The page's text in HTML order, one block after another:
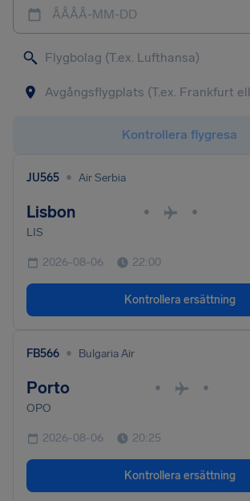
ÅÅÅÅ-MM-DD
Kontrollera flygresa
JU565 • Air Serbia
Lisbon • •
LIS
2026-08-06 22:00
Kontrollera ersättning
FB566 • Bulgaria Air
Porto • •
OPO
2026-08-06 20:25
Kontrollera ersättning